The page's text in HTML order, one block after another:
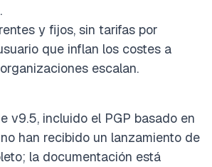
y fijos, sin tarifas por
que inflan los costes a
escalan.
v9.5, incluido el PGP basado en
han recibido un lanzamiento de
la documentación está